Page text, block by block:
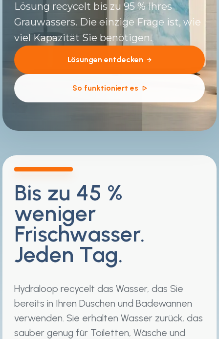
Lösung recycelt bis zu 95 % Ihres
Grauwassers. Die einzige Frage ist, wie
viel Kapazität Sie benötigen.
Lösungen entdecken
So funktioniert es
Bis zu 45 %
weniger
Frischwasser.
Jeden Tag.
Hydraloop recycelt das Wasser, das Sie
bereits in Ihren Duschen und Badewannen
verwenden. Sie erhalten Wasser zurück, das
sauber genug für Toiletten, Wäsche und